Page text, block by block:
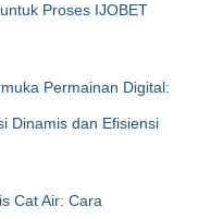
Proses IJOBET
Permainan Digital:
Dinamis dan Efisiensi
Cat Air: Cara